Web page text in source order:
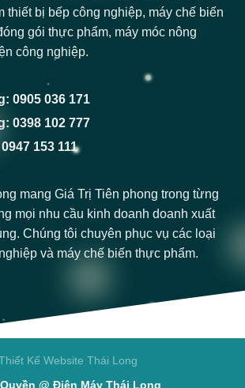
thiết bị bếp công nghiệp, máy chế biến
gói thực phẩm, máy móc nông
công nghiệp.
0905 036 171
0398 102 777
153 111
mang Giá Trị Tiên phong trong từng
mọi nhu cầu kinh doanh doanh xuất
Chúng tôi chuyên phục vụ các loại
và máy chế biến thực phẩm.
Kế Website Thái Long
@ Điện Máy Thái Long